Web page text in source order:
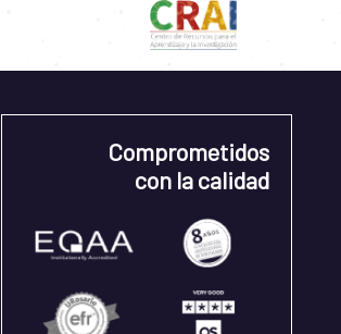
Comprometidos
con la calidad